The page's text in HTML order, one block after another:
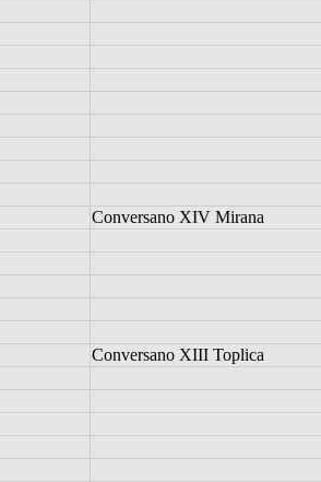
Conversano XIV Mirana
Conversano XIII Toplica